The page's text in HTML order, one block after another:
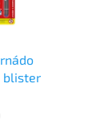
blister